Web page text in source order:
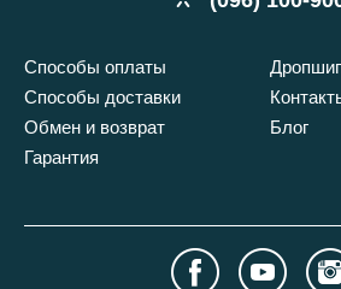
Способы оплаты
Способы доставки
Обмен и возврат
Гарантия
Блог